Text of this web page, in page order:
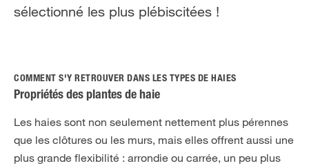
sélectionné les plus plébiscitées !
COMMENT S'Y RETROUVER DANS LES TYPES DE HAIES
Propriétés des plantes de haie
Les haies sont non seulement nettement plus pérennes
que les clôtures ou les murs, mais elles offrent aussi une
plus grande flexibilité : arrondie ou carrée, un peu plus